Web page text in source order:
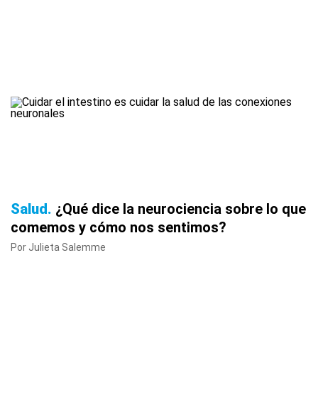
Salud ¿Qué dice la neurociencia sobre lo que
comemos y cómo nos sentimos?
Por Julieta Salemme